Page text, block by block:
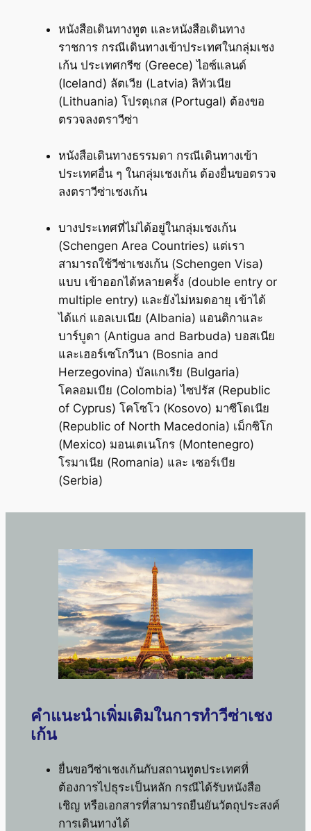
หนังสือเดินทางทูต และหนังสือเดินทาง
ราชการ กรณีเดินทางเข้าประเทศในกลุ่มเชง
เก้น ประเทศกรีซ (Greece) ไอซ์แลนด์
(Iceland) ลัตเวีย (Latvia) ลิทัวเนีย
(Lithuania) โปรตุเกส (Portugal) ต้องขอ
ตรวจลงตราวีซ่า
หนังสือเดินทางธรรมดา กรณีเดินทางเข้า
ประเทศอื่น ๆ ในกลุ่มเชงเก้น ต้องยื่นขอตรวจ
ลงตราวีซ่าเชงเก้น
บางประเทศที่ไม่ได้อยู่ในกลุ่มเชงเก้น
(Schengen Area Countries) แต่เรา
สามารถใช้วีซ่าเชงเก้น (Schengen Visa)
แบบ เข้าออกได้หลายครั้ง (double entry or
multiple entry) และยังไม่หมดอายุ เข้าได้
ได้แก่ แอลเบเนีย (Albania) แอนติกาและ
บาร์บูดา (Antigua and Barbuda) บอสเนีย
และเฮอร์เซโกวีนา (Bosnia and
Herzegovina) บัลแกเรีย (Bulgaria)
โคลอมเบีย (Colombia) ไซปรัส (Republic
of Cyprus) โคโซโว (Kosovo) มาซีโดเนีย
(Republic of North Macedonia) เม็กซิโก
(Mexico) มอนเตเนโกร (Montenegro)
โรมาเนีย (Romania) และ เซอร์เบีย
(Serbia)
คำแนะนำเพิ่มเติมในการทำวีซ่าเชง
เก้น
ยื่นขอวีซ่าเชงเก้นกับสถานทูตประเทศที่
ต้องการไปธุระเป็นหลัก กรณีได้รับหนังสือ
เชิญ หรือเอกสารที่สามารถยืนยันวัตถุประสงค์
การเดินทางได้